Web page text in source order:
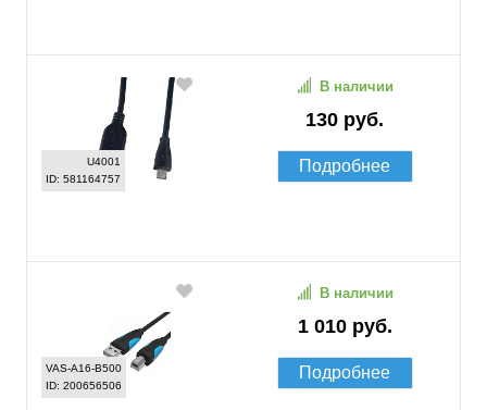
U4001
ID: 581164757
130 руб.
В наличии
Подробнее
VAS-A16-B500
ID: 200656506
1 010 руб.
В наличии
Подробнее